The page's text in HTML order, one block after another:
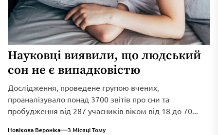
Науковці виявили, що людський
сон не є випадковістю
Дослідження, проведене групою вчених,
проаналізувало понад 3700 звітів про сни та
пробудження від 287 учасників віком від 18 до 70...
Новікова Вероніка 3 Місяці Тому